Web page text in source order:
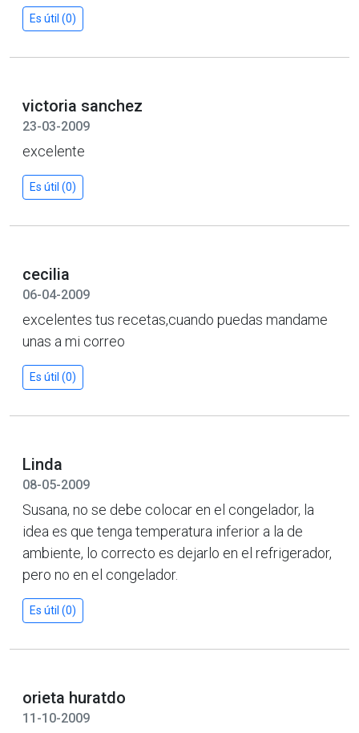
Es útil (0)
victoria sanchez
23-03-2009
excelente
Es útil (0)
cecilia
06-04-2009
excelentes tus recetas,cuando puedas mandame
unas a mi correo
Es útil (0)
Linda
08-05-2009
Susana, no se debe colocar en el congelador, la
idea es que tenga temperatura inferior a la de
ambiente, lo correcto es dejarlo en el refrigerador,
pero no en el congelador.
Es útil (0)
orieta huratdo
11-10-2009